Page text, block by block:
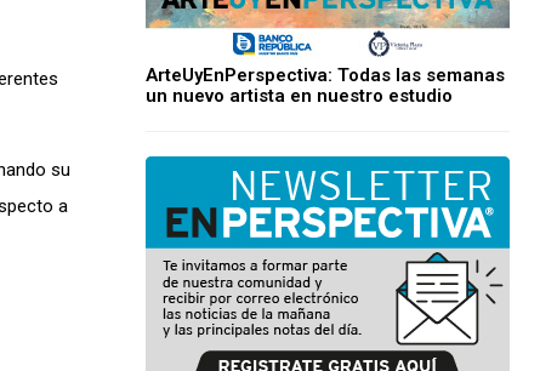
su
a
ArteUyEnPerspectiva: Todas las semanas
un nuevo artista en nuestro estudio